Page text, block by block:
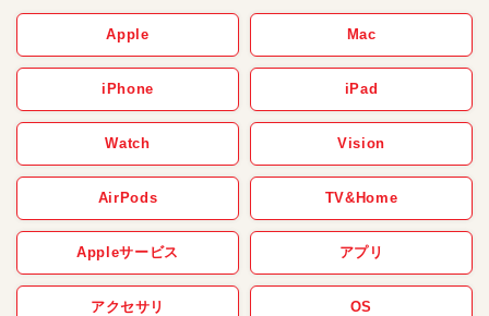
Apple Mac
iPhone iPad
Watch Vision
AirPods TV&Home
Appleサービス アプリ
アクセサリ OS